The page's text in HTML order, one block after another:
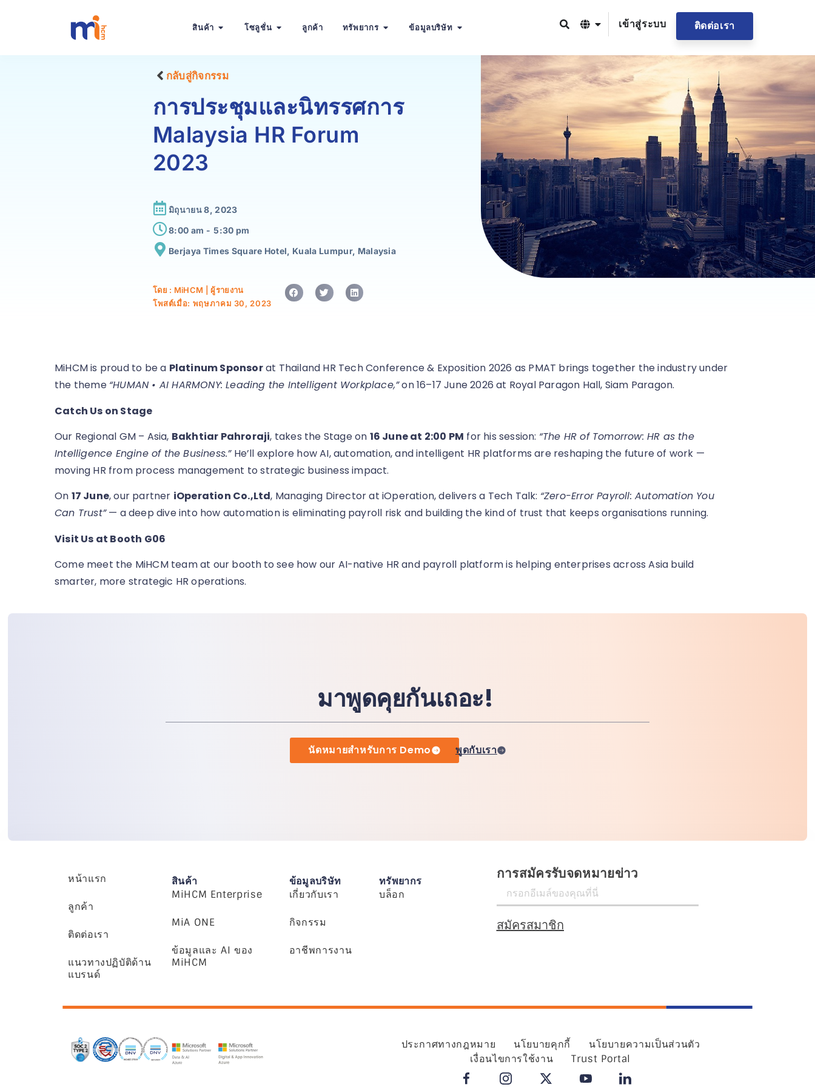
สินค้า โซลูชั่น ลูกค้า ทรัพยากร ข้อมูลบริษัท เข้าสู่ระบบ ติดต่อเรา
กลับสู่กิจกรรม
การประชุมและนิทรรศการ
Malaysia HR Forum
2023
มิถุนายน 8, 2023
8:00 am - 5:30 pm
Berjaya Times Square Hotel, Kuala Lumpur, Malaysia
โดย : MiHCM | ผู้รายงาน
โพสต์เมื่อ: พฤษภาคม 30, 2023
MiHCM is proud to be a Platinum Sponsorat Thailand HR Tech Conference & Exposition 2026 as PMAT brings together the industry under
the theme “HUMAN • AI HARMONY: Leading the Intelligent Workplace,”on 16–17 June 2026 at Royal Paragon Hall, Siam Paragon.
Catch Us on Stage
Our Regional GM – Asia, Bakhtiar Pahroraji, takes the Stage on 16 June at 2:00 PM for his session: “The HR of Tomorrow: HR as the
Intelligence Engine of the Business.”He’ll explore how AI, automation, and intelligent HR platforms are reshaping the future of work —
moving HR from process management to strategic business impact.
On 17 June, our partner iOperation Co.,Ltd, Managing Director at iOperation, delivers a Tech Talk: “Zero-Error Payroll: Automation You
Can Trust”— a deep dive into how automation is eliminating payroll risk and building the kind of trust that keeps organisations running.
Visit Us at Booth G06
Come meet the MiHCM team at our booth to see how our AI-native HR and payroll platform is helping enterprises across Asia build
smarter, more strategic HR operations.
มาพูดคุยกันเถอะ!
นัดหมายสำหรับการ Demo พูดกับเรา
หน้าแรก
ลูกค้า
ติดต่อเรา
แนวทางปฏิบัติด้าน
แบรนด์
สินค้า
MiHCM Enterprise
MiA ONE
ข้อมูลและ AI ของ
MiHCM
ข้อมูลบริษัท
เกี่ยวกับเรา
กิจกรรม
อาชีพการงาน
ทรัพยากร
บล็อก
การสมัครรับจดหมายข่าว
สมัครสมาชิก
ประกาศทางกฎหมาย นโยบายคุกกี้
นโยบายความเป็นส่วนตัว
เงื่อนไขการใช้งาน
Trust Portal